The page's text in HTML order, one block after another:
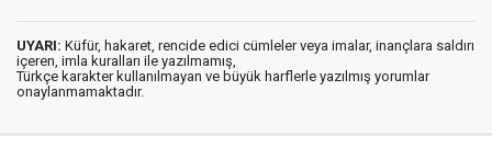
UYARI: Küfür, hakaret, rencide edici cümleler veya imalar, inançlara saldırı
içeren, imla kuralları ile yazılmamış,
Türkçe karakter kullanılmayan ve büyük harflerle yazılmış yorumlar
onaylanmamaktadır.